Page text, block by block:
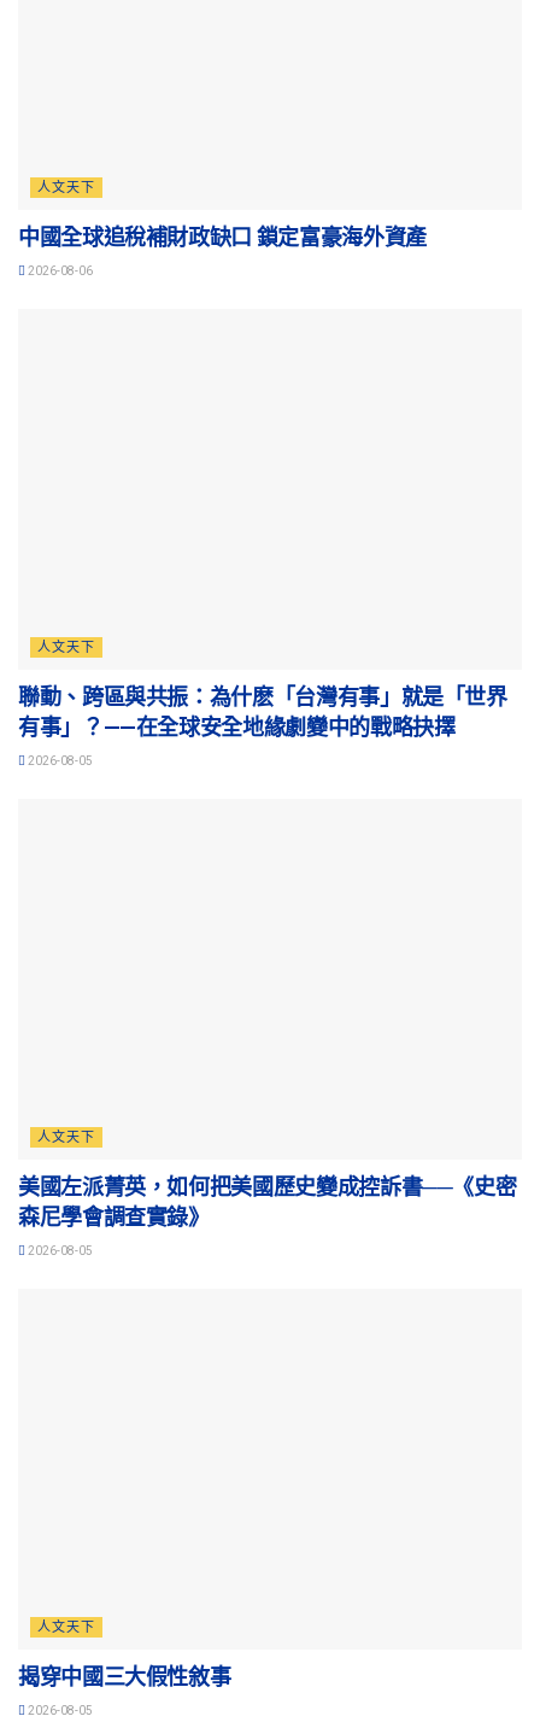
人文天下
中國全球追稅補財政缺口 鎖定富豪海外資產
2026-08-06
人文天下
聯動、跨區與共振：為什麽「台灣有事」就是「世界
有事」？——在全球安全地緣劇變中的戰略抉擇
2026-08-05
人文天下
美國左派菁英，如何把美國歷史變成控訴書──《史密
森尼學會調查實錄》
2026-08-05
人文天下
揭穿中國三大假性敘事
2026-08-05